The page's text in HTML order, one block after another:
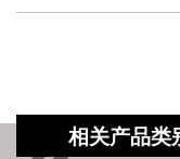
相关产品类